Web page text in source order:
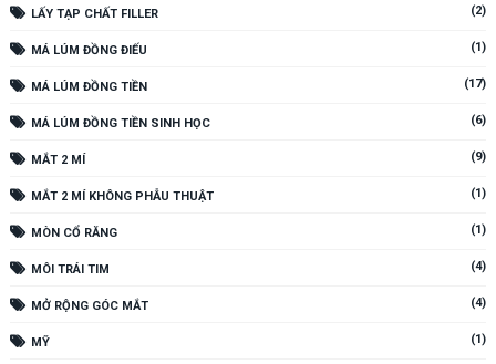
LẤY TẠP CHẤT FILLER (2)
MÁ LÚM ĐỒNG ĐIẾU (1)
MÁ LÚM ĐỒNG TIỀN (17)
MÁ LÚM ĐỒNG TIỀN SINH HỌC (6)
MẮT 2 MÍ (9)
MẮT 2 MÍ KHÔNG PHẪU THUẬT (1)
MÒN CỔ RĂNG (1)
MÔI TRÁI TIM (4)
MỞ RỘNG GÓC MẮT (4)
MỸ (1)